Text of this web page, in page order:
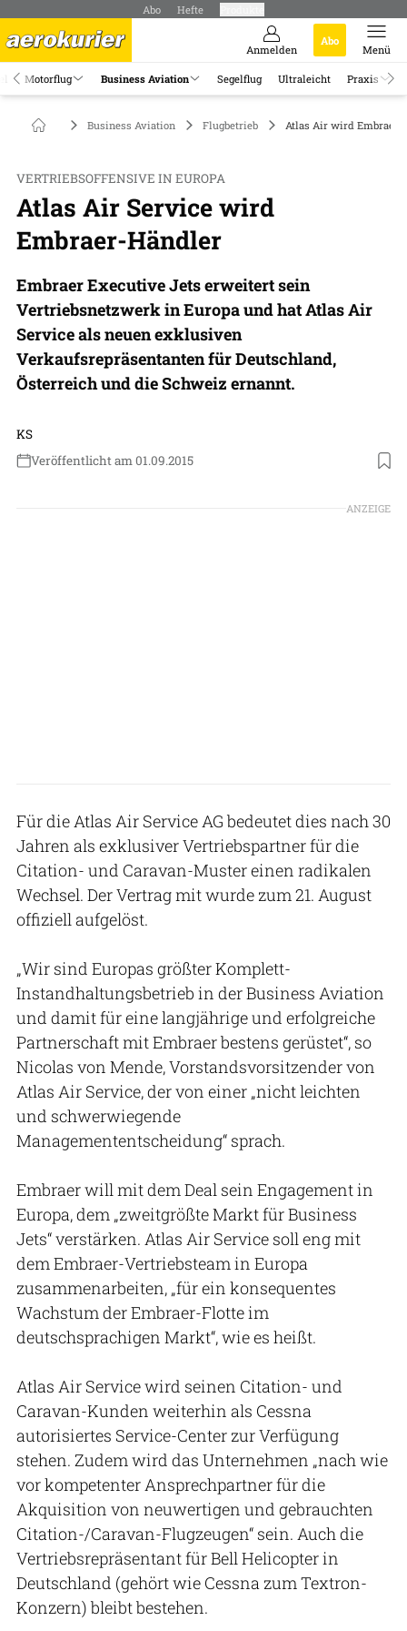
Abo Hefte
Anmelden
Abo
Menü
Motorflug Business Aviation Segelflug Ultraleicht Praxis
Business Aviation Flugbetrieb Atlas Air wird Embraer-
VERTRIEBSOFFENSIVE IN EUROPA
Atlas Air Service wird
Embraer-Händler
Embraer Executive Jets erweitert sein
Vertriebsnetzwerk in Europa und hat Atlas Air
Service als neuen exklusiven
Verkaufsrepräsentanten für Deutschland,
Österreich und die Schweiz ernannt.
KS
Veröffentlicht am 01.09.2015
ANZEIGE
Für die Atlas Air Service AG bedeutet dies nach 30
Jahren als exklusiver Vertriebspartner für die
Citation- und Caravan-Muster einen radikalen
Wechsel. Der Vertrag mit wurde zum 21. August
offiziell aufgelöst.
„Wir sind Europas größter Komplett-
Instandhaltungsbetrieb in der Business Aviation
und damit für eine langjährige und erfolgreiche
Partnerschaft mit Embraer bestens gerüstet“, so
Nicolas von Mende, Vorstandsvorsitzender von
Atlas Air Service, der von einer „nicht leichten
und schwerwiegende
Managemententscheidung“ sprach.
Embraer will mit dem Deal sein Engagement in
Europa, dem „zweitgrößte Markt für Business
Jets“ verstärken. Atlas Air Service soll eng mit
dem Embraer-Vertriebsteam in Europa
zusammenarbeiten, „für ein konsequentes
Wachstum der Embraer-Flotte im
deutschsprachigen Markt“, wie es heißt.
Atlas Air Service wird seinen Citation- und
Caravan-Kunden weiterhin als Cessna
autorisiertes Service-Center zur Verfügung
stehen. Zudem wird das Unternehmen „nach wie
vor kompetenter Ansprechpartner für die
Akquisition von neuwertigen und gebrauchten
Citation-/Caravan-Flugzeugen“ sein. Auch die
Vertriebsrepräsentant für Bell Helicopter in
Deutschland (gehört wie Cessna zum Textron-
Konzern) bleibt bestehen.